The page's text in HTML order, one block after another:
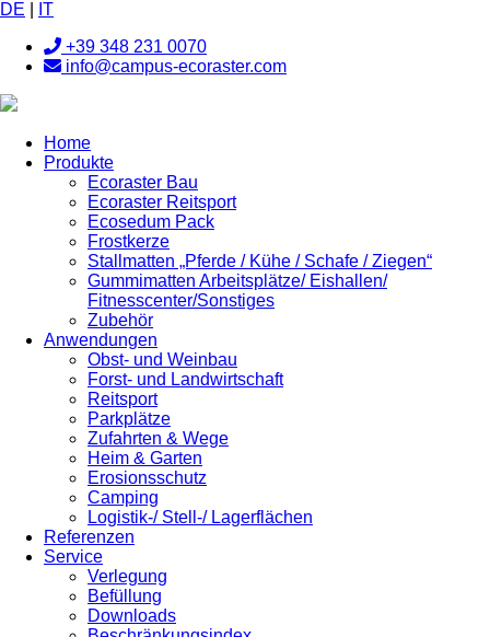
DE
IT
+39 348 231 0070
info@campus-ecoraster.com
Home
Produkte
Ecoraster Bau
Ecoraster Reitsport
Ecosedum Pack
Frostkerze
Stallmatten „Pferde / Kühe / Schafe / Ziegen“
Gummimatten Arbeitsplätze/ Eishallen/
Fitnesscenter/Sonstiges
Zubehör
Anwendungen
Obst- und Weinbau
Forst- und Landwirtschaft
Reitsport
Parkplätze
Zufahrten & Wege
Heim & Garten
Erosionsschutz
Camping
Logistik-/ Stell-/ Lagerflächen
Referenzen
Service
Verlegung
Befüllung
Downloads